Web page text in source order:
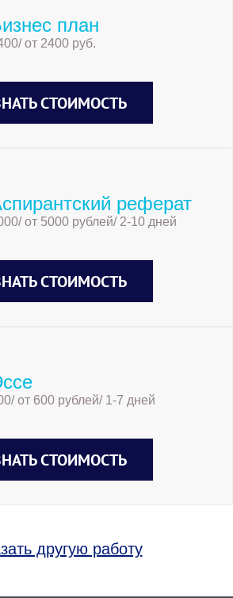
план
от 2400 руб.
СТОИМОСТЬ
реферат
от 5000 рублей/ 2-10 дней
СТОИМОСТЬ
от 600 рублей/ 1-7 дней
СТОИМОСТЬ
другую работу